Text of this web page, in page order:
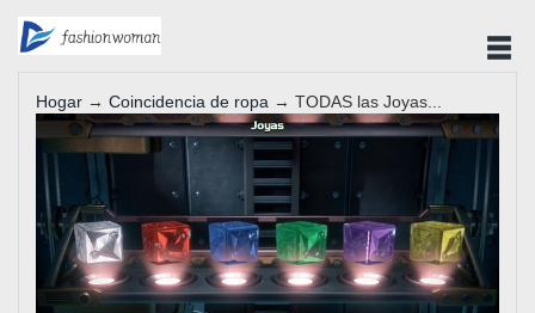
Hogar → Coincidencia de ropa → TODAS las Joyas...